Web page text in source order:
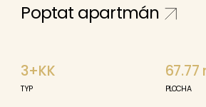
Poptat apartmán
3+KK
TYP
67.77
PLOCHA